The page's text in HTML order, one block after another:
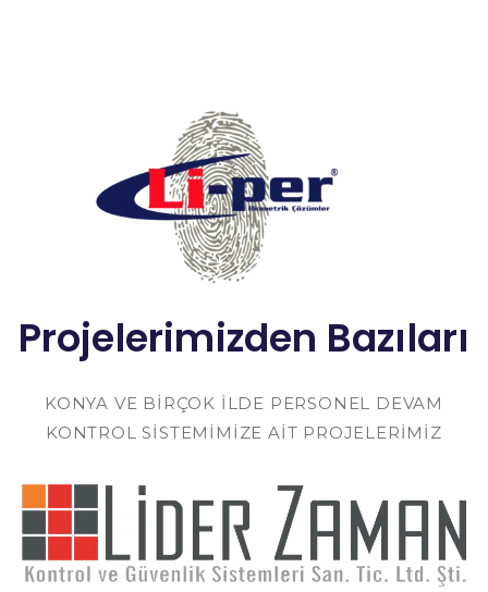
Projelerimizden Bazıları
KONYA VE BIRÇOK ILDE PERSONEL DEVAM
KONTROL SISTEMIMIZE AIT PROJELERIMIZ